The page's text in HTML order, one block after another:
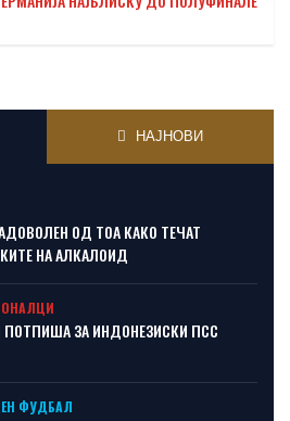
НАЈНОВИ
ОД ТОА КАКО ТЕЧАТ
НА АЛКАЛОИД
ЗА ИНДОНЕЗИСКИ ПСС
ФУДБАЛ